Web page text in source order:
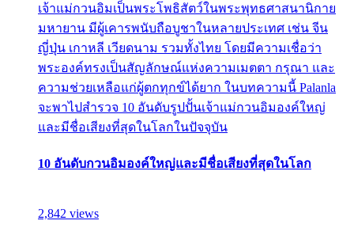
เจ้าแม่กวนอิมเป็นพระโพธิสัตว์ในพระพุทธศาสนานิกาย
มหายาน มีผู้เคารพนับถือบูชาในหลายประเทศ เช่น จีน
ญี่ปุ่น เกาหลี เวียดนาม รวมทั้งไทย โดยมีความเชื่อว่า
พระองค์ทรงเป็นสัญลักษณ์แห่งความเมตตา กรุณา และ
ความช่วยเหลือแก่ผู้ตกทุกข์ได้ยาก ในบทความนี้ Palanla
จะพาไปสำรวจ 10 อันดับรูปปั้นเจ้าแม่กวนอิมองค์ใหญ่
และมีชื่อเสียงที่สุดในโลกในปัจจุบัน
10 อันดับกวนอิมองค์ใหญ่และมีชื่อเสียงที่สุดในโลก
2,842 views